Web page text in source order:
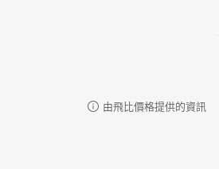
由飛比價格提供的資訊